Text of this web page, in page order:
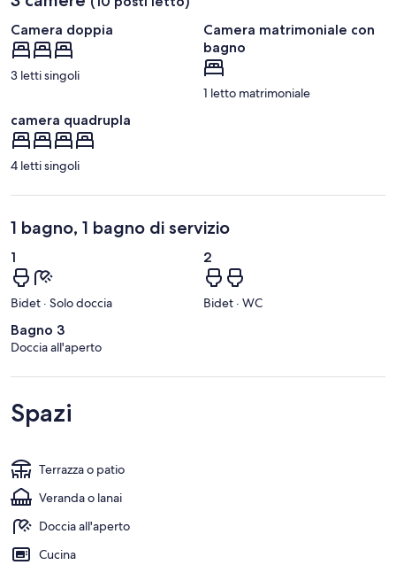
Camera doppia
3 letti singoli
Camera matrimoniale con
bagno
1 letto matrimoniale
camera quadrupla
4 letti singoli
1 bagno, 1 bagno di servizio
1
Bidet · Solo doccia
2
Bidet · WC
Bagno 3
Doccia all'aperto
Spazi
Terrazza o patio
Veranda o lanai
Doccia all'aperto
Cucina